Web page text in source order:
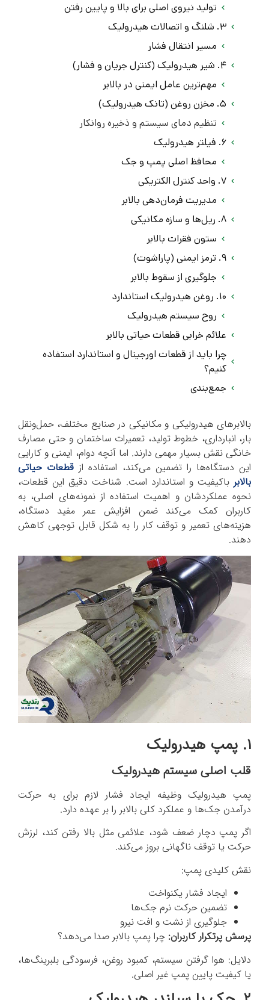
بالابرهای هیدرولیکی و مکانیکی در صنایع مختلف، حمل‌ونقل
بار، انبارداری، خطوط تولید، تعمیرات ساختمان و حتی مصارف
خانگی نقش بسیار مهمی دارند. اما آنچه دوام، ایمنی و کارایی
این دستگاه‌ها را تضمین می‌کند، استفاده از قطعات حیاتی
بالابر باکیفیت و استاندارد است. شناخت دقیق این قطعات،
نحوه عملکردشان و اهمیت استفاده از نمونه‌های اصلی، به
کاربران کمک می‌کند ضمن افزایش عمر مفید دستگاه،
هزینه‌های تعمیر و توقف کار را به شکل قابل توجهی کاهش
دهند.
۱. پمپ هیدرولیک
قلب اصلی سیستم هیدرولیک
پمپ هیدرولیک وظیفه ایجاد فشار لازم برای به حرکت
درآمدن جک‌ها و عملکرد کلی بالابر را بر عهده دارد.
اگر پمپ دچار ضعف شود، علائمی مثل بالا رفتن کند، لرزش
حرکت یا توقف ناگهانی بروز می‌کند.
نقش کلیدی پمپ:
ایجاد فشار یکنواخت
تضمین حرکت نرم جک‌ها
جلوگیری از نشت و افت نیرو
پرسش پرتکرار کاربران: چرا پمپ بالابر صدا می‌دهد؟
دلایل: هوا گرفتن سیستم، کمبود روغن، فرسودگی بلبرینگ‌ها،
یا کیفیت پایین پمپ غیر اصلی.
تولید نیروی اصلی برای بالا و پایین رفتن
۳. شلنگ‌ و اتصالات هیدرولیک
مسیر انتقال فشار
۴. شیر هیدرولیک (کنترل جریان و فشار)
مهم‌ترین عامل ایمنی در بالابر
۵. مخزن روغن (تانک هیدرولیک)
تنظیم دمای سیستم و ذخیره روانکار
۶. فیلتر هیدرولیک
محافظ اصلی پمپ و جک
۷. واحد کنترل الکتریکی
مدیریت فرمان‌دهی بالابر
۸. ریل‌ها و سازه مکانیکی
ستون فقرات بالابر
۹. ترمز ایمنی (پاراشوت)
جلوگیری از سقوط بالابر
۱۰. روغن هیدرولیک استاندارد
روح سیستم هیدرولیک
علائم خرابی قطعات حیاتی بالابر
چرا باید از قطعات اورجینال و استاندارد استفاده
کنیم؟
جمع‌بندی